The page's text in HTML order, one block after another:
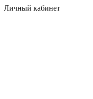
Личный кабинет